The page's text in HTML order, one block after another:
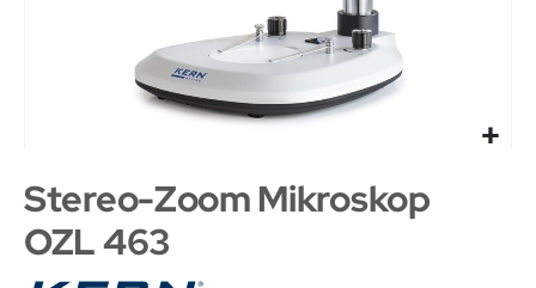
Stereo-Zoom Mikroskop
OZL 463